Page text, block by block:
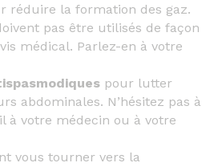
réduire la formation des gaz.
pas être utilisés de façon
médical. Parlez-en à votre
pour lutter
abdominales. N’hésitez pas à
à votre médecin ou à votre
vous tourner vers la